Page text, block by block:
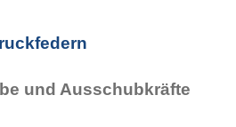
und Ausschubkräfte